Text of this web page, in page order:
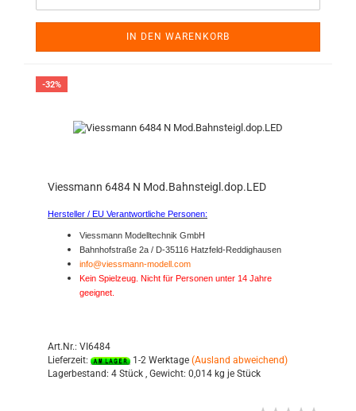
IN DEN WARENKORB
-32%
Viessmann 6484 N Mod.Bahnsteigl.dop.LED
Hersteller / EU Verantwortliche Personen:
Viessmann Modelltechnik GmbH
Bahnhofstraße 2a / D-35116 Hatzfeld-Reddighausen
info@viessmann-modell.com
Kein Spielzeug. Nicht für Personen unter 14 Jahre
geeignet.
Art.Nr.: VI6484
Lieferzeit:
1-2 Werktage (Ausland abweichend)
Lagerbestand: 4 Stück , Gewicht: 0,014 kg je Stück